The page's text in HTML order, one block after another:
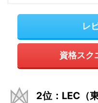
レ
資格スク
2位：LEC（